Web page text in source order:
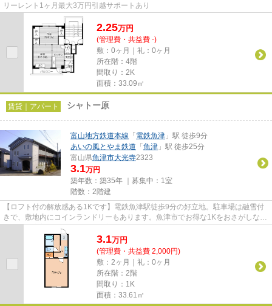
リーレント1ヶ月最大3万円引越サポートあり
2.25万円
(管理費・共益費 -)
敷：0ヶ月｜礼：0ヶ月
所在階：4階
間取り：2K
面積：33.09㎡
賃貸｜アパート シャトー原
富山地方鉄道本線 「 電鉄魚津 」駅 徒歩9分
あいの風とやま鉄道 「 魚津 」駅 徒歩25分
富山県魚津市大光寺2323
3.1万円
築年数：築35年 ｜募集中： 1室
階数：2階建
【ロフト付の解放感ある1Kです】電鉄魚津駅徒歩9分の好立地。駐車場は融雪付
きで、敷地内にコインランドリーもあります。魚津市でお得な1Kをおさがしな
ら、地域密着・取り扱い件数豊富...
3.1万円
(管理費・共益費 2,000円)
敷：2ヶ月｜礼：0ヶ月
所在階：2階
間取り：1K
面積：33.61㎡